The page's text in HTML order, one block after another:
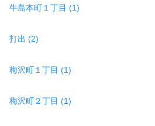
牛島本町１丁目 (1)
打出 (2)
梅沢町１丁目 (1)
梅沢町２丁目 (1)